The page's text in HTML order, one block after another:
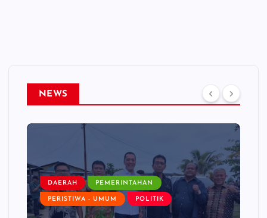
NEWS
DAERAH PEMERINTAHAN
PERISTIWA - UMUM POLITIK